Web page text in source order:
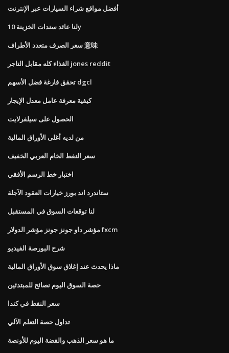
أفضل مواقع شراء السيارات عبر الإنترنت
لنا عائد سندات الخزينة 10y
سعر الصرف متعدد الأطراف 意味
الغذاء كله مقابل التاجر jones reddit
تحقق فارغة فضل الأسهم dgcl
كيفية معرفة عامل معدل الإيجار
الحصول على سيلفرلايت
من لديه أغلى الأوراق المالية
سعر النفط الخام العربي الخفيف
اختبار خط الرسم الأفقي
ستاندرد اند بورز خيارات العقود الآجلة
لنا توقعات السوق في المستقبل
مؤشر داو جونز جونز مؤشر الدولار fxcm
شرح البورصة الفيديو
ماذا يحدث عند إغلاق سوق الأوراق المالية
حصة السوق اليوم نصائح للمبتدئين
سعر النفط في كندا
تداول حصة التعلم الآلي
ما هو سعر الذهب والفضة اليوم للأونصة